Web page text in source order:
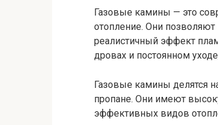
Газовые камины — это
отопление. Они
реалистичный эффект
дровах и постоянном
Газовые камины делятся
пропане. Они имеют
эффективных видов